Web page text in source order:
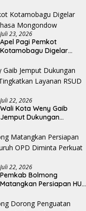
RS Pratama Boltim Disorot
Juli 23, 2026
Apel Pagi Pemkot
Kotamobagu Digelar
Mongondow
Juli 22, 2026
Wali Kota Weny Gaib
Jemput Dukungan
Tingkatkan Layanan RSUD
Kotamobagu
Juli 22, 2026
Pemkab Bolmong
Matangkan Persiapan HUT
Diminta Perkuat